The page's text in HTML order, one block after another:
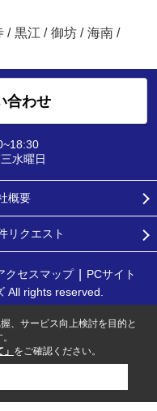
/ 黒江 / 御坊 / 海南 /
合わせ
水曜日
概要
リクエスト
クセスマップ
PCサイト
All rights reserved.
、サービス向上検討を目的と
をご確認ください。